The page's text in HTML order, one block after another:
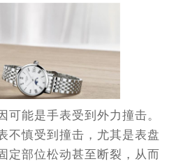
能是手表受到外力撞击。
不慎受到撞击，尤其是表盘
定部位松动甚至断裂，从而